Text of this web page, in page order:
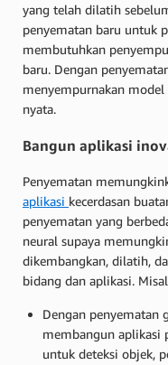
yang telah dilatih
penyematan baru untuk
membutuhkan
baru. Dengan
menyempurnakan
nyata.
Bangun aplikasi
Penyematan
aplikasi kecerdasan
penyematan yang
neural supaya
dikembangkan, dilatih,
bidang dan aplikasi.
Dengan penyematan
membangun aplikasi
untuk deteksi objek,